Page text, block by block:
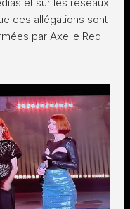
ces allégations sont
par Axelle Red